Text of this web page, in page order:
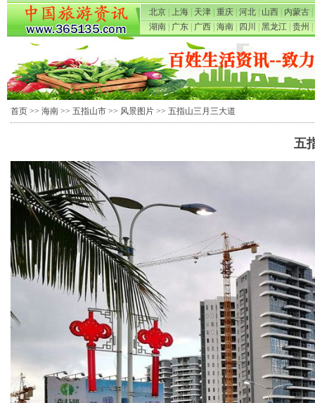
北京 上海 天津 重庆 河北 山西 内蒙古
湖南
广东 广西 海南 四川 黑龙江 贵州
首页 >> 海南 >> 五指山市 >> 风景图片 >> 五指山三月三大道
五